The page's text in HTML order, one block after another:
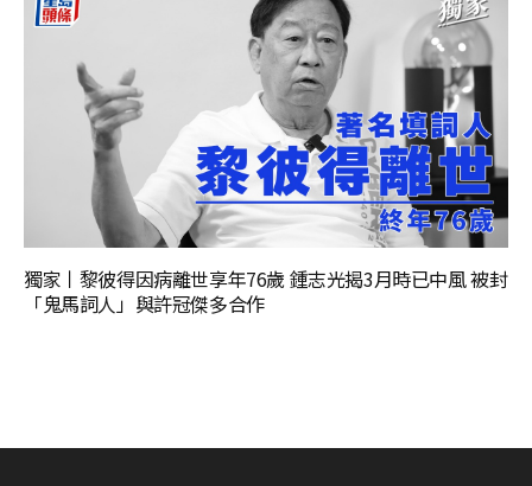
獨家丨黎彼得因病離世享年76歲 鍾志光揭3月時已中風 被封
「鬼馬詞人」與許冠傑多合作